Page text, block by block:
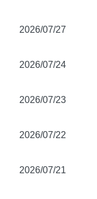
2026/07/27
2026/07/24
2026/07/23
2026/07/22
2026/07/21